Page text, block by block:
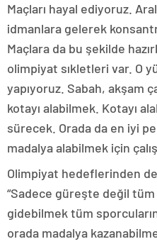
Maçları hayal ediyoruz.
idmanlara gelerek
Maçlara da bu şekilde
olimpiyat sıkletleri var. O
yapıyoruz. Sabah, akşam
kotayı alabilmek. Kotayı
sürecek. Orada da en iyi
madalya alabilmek için
Olimpiyat hedeflerinden
“Sadece güreşte değil
gidebilmek tüm
orada madalya